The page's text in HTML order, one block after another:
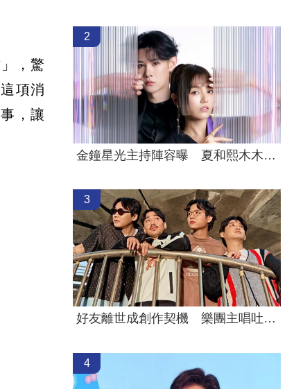
，驚
項消
，讓
2
金鐘星光主持陣容曝 夏和熙木木續扛紅毯
3
好友離世成創作契機 樂團主唱吐黑色幽默
4